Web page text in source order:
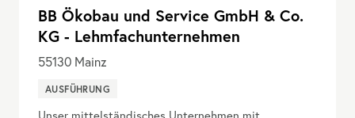
BB Ökobau und Service GmbH & Co.
KG - Lehmfachunternehmen
55130 Mainz
AUSFÜHRUNG
Unser mittelständisches Unternehmen mit